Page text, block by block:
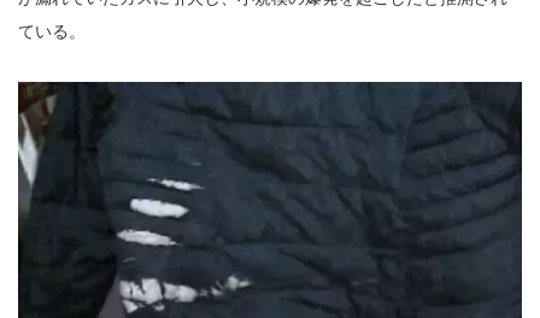
ている。